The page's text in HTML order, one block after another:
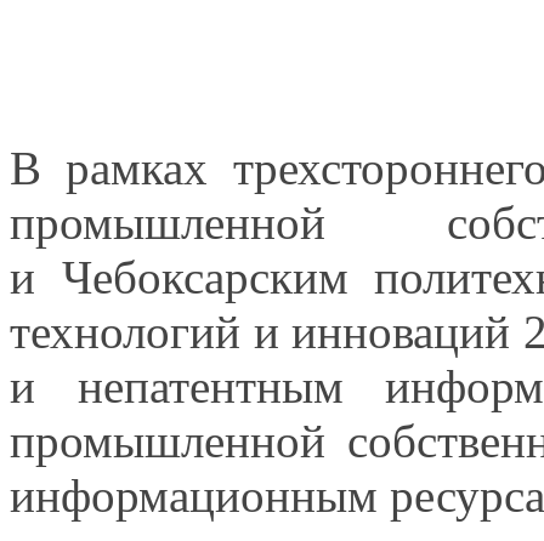
В рамках
промышленной
и Чебоксарским
технологий и инноваций
и непатентным
промышленной
информационным